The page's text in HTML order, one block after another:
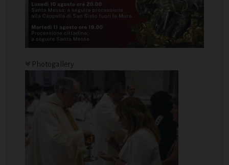
Photogallery